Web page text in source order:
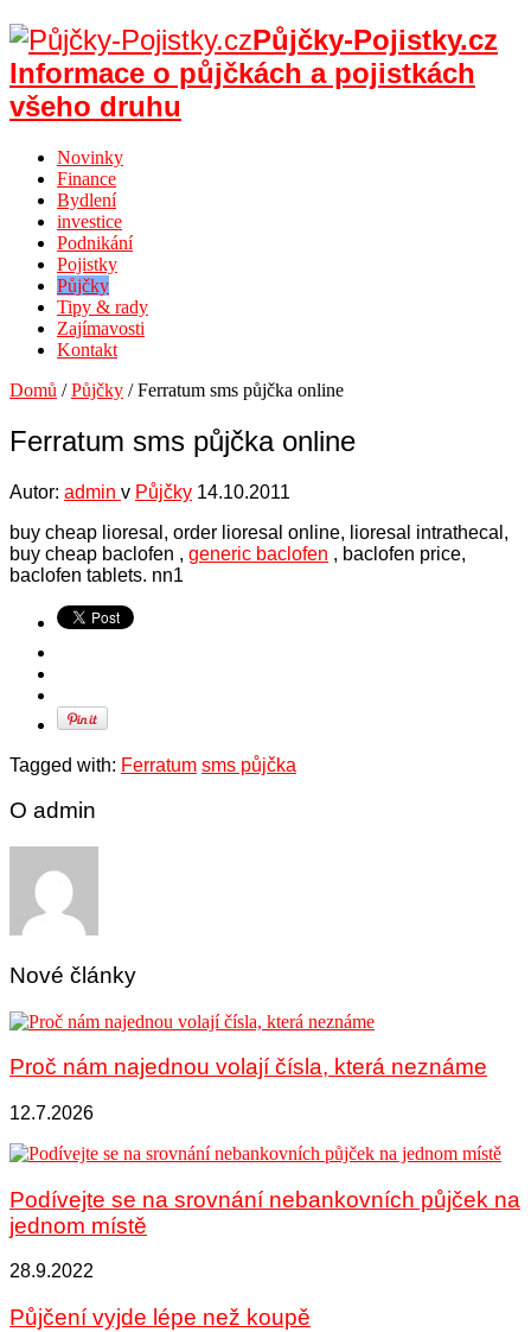
Půjčky-Pojistky.cz
Informace o půjčkách a pojistkách
všeho druhu
Novinky
Finance
Bydlení
investice
Podnikání
Pojistky
Půjčky
Tipy & rady
Zajímavosti
Kontakt
Domů /Půjčky /Ferratum sms půjčka online
Ferratum sms půjčka online
Autor: admin v Půjčky 14.10.2011
buy cheap lioresal, order lioresal online, lioresal intrathecal,
buy cheap baclofen , generic baclofen , baclofen price,
baclofen tablets. nn1
Tagged with: Ferratum sms půjčka
O admin
Nové články
Proč nám najednou volají čísla, která neznáme
12.7.2026
Podívejte se na srovnání nebankovních půjček na
jednom místě
28.9.2022
Půjčení vyjde lépe než koupě